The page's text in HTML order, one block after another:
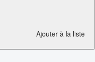
Ajouter à la liste